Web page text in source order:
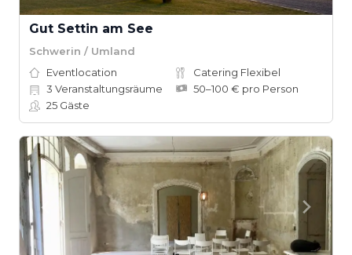
Gut Settin am See
Schwerin / Umland
Eventlocation
Catering Flexibel
3 Veranstaltungsräume
50–100 € pro Person
25 Gäste